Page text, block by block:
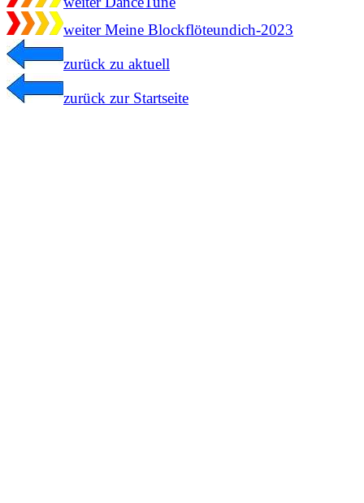
weiter Meine Blockflöteundich-2023
zurück zu aktuell
zurück zur Startseite